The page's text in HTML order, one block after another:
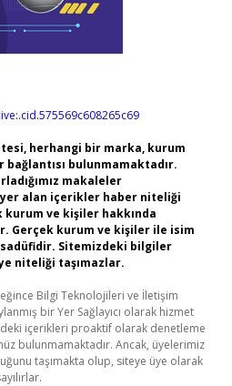
herhangi bir marka, kurum
bulunmamaktadır.
makaleler
yer alan içerikler haber niteliği
kurum ve kişiler hakkında
Gerçek kurum ve kişiler ile isim
Sitemizdeki bilgiler
niteliği taşımazlar.
Bilgi Teknolojileri ve İletişim
bir Yer Sağlayıcı olarak hizmet
içerikleri proaktif olarak denetleme
bulunmamaktadır. Ancak, üyelerimiz
taşımakta olup, siteye üye olarak